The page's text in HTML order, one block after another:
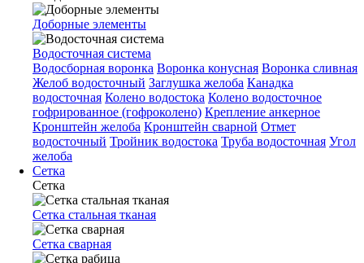
Доборные элементы
Водосточная система
Водосборная воронка Воронка конусная Воронка сливная
Желоб водосточный Заглушка желоба Канадка
водосточная Колено водостока Колено водосточное
гофрированное (гофроколено) Крепление анкерное
Кронштейн желоба Кронштейн сварной Отмет
водосточный Тройник водостока Труба водосточная Угол
желоба
Сетка
Сетка
Сетка стальная тканая
Сетка сварная